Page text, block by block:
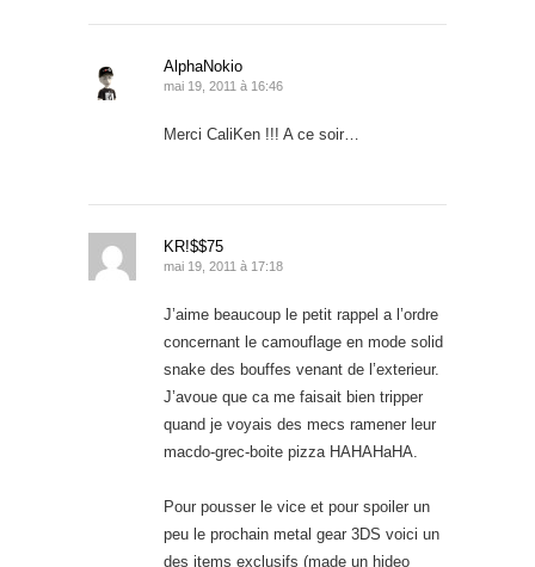
AlphaNokio
mai 19, 2011 à 16:46
Merci CaliKen !!! A ce soir…
KR!$$75
mai 19, 2011 à 17:18
J’aime beaucoup le petit rappel a l’ordre
concernant le camouflage en mode solid
snake des bouffes venant de l’exterieur.
J’avoue que ca me faisait bien tripper
quand je voyais des mecs ramener leur
macdo-grec-boite pizza HAHAHaHA.
Pour pousser le vice et pour spoiler un
peu le prochain metal gear 3DS voici un
des items exclusifs (made un hideo